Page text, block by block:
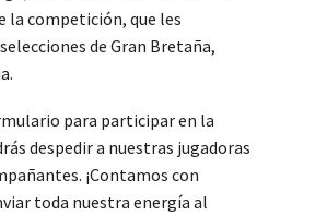
la competición, que les
de Gran Bretaña,
para participar en la
despedir a nuestras jugadoras
¡Contamos con
toda nuestra energía al